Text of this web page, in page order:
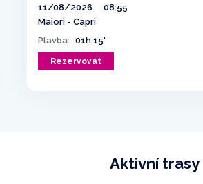
11/08/2026
08:55
Maiori - Capri
Plavba: 01h 15'
Rezervovat
Aktivní trasy